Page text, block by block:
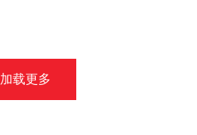
加载更多